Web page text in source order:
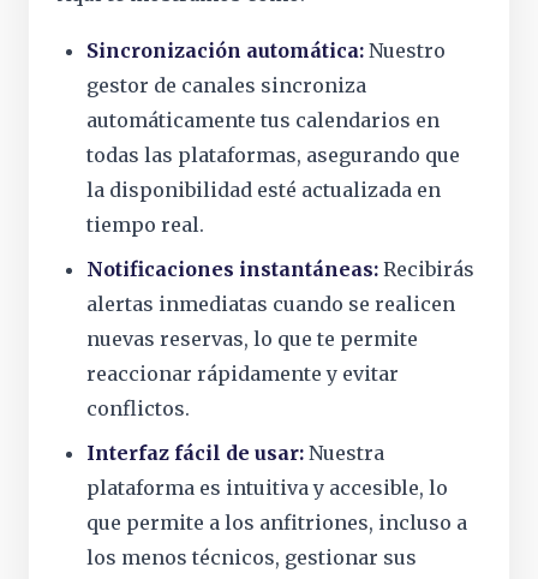
Sincronización automática: Nuestro
gestor de canales sincroniza
automáticamente tus calendarios en
todas las plataformas, asegurando que
la disponibilidad esté actualizada en
tiempo real.
Notificaciones instantáneas: Recibirás
alertas inmediatas cuando se realicen
nuevas reservas, lo que te permite
reaccionar rápidamente y evitar
conflictos.
Interfaz fácil de usar: Nuestra
plataforma es intuitiva y accesible, lo
que permite a los anfitriones, incluso a
los menos técnicos, gestionar sus